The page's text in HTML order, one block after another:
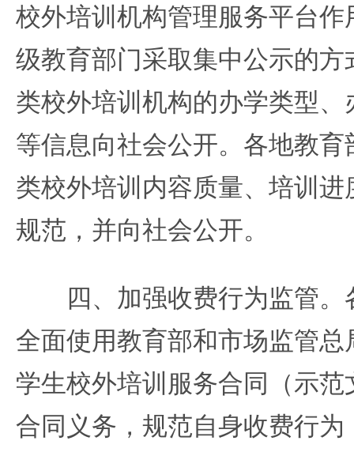
校外培训机构管理服务平台
级教育部门采取集中公示的
类校外培训机构的办学类型
等信息向社会公开。各地教
类校外培训内容质量、培训
规范，并向社会公开。
四、加强收费行为监管。
全面使用教育部和市场监管
学生校外培训服务合同（示
合同义务，规范自身收费行